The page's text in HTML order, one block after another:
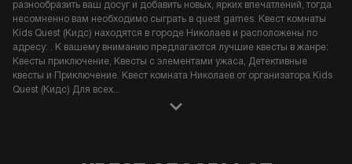
разнообразить ваш досуг и добавить новых, ярких впечатлений, тогда
несомненно вам необходимо сыграть в quest games. Квест комнаты
Kids Quest (Кидс) находятся в городе Николаев и расположены по
адресу: . К вашему вниманию предлагаются лучшие квесты в жанре:
Квесты приключение, Квесты с элементами ужаса, Детективные
квесты и Приключение. Квест комната Николаев от организатора Kids
Quest (Кидс) Для всех